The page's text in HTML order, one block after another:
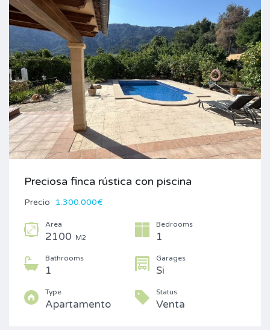
Preciosa finca rústica con piscina
Precio 1.300.000€
Area
2100 M2
Bedrooms
1
Bathrooms
1
Garages
Si
Type
Apartamento
Status
Venta